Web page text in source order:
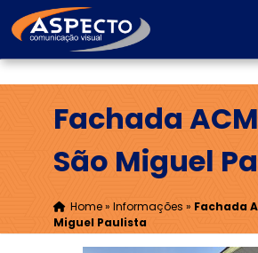
Fachada
São Miguel
Home» Informações » Fachada
Miguel Paulista